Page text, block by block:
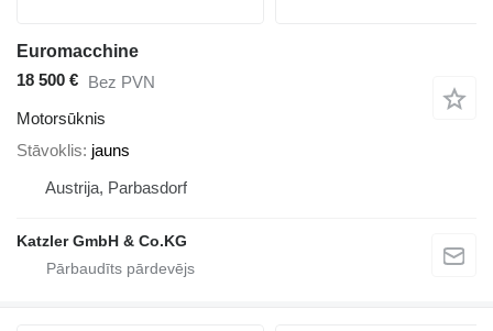
Euromacchine
18 500 € Bez PVN
Motorsūknis
Stāvoklis jauns
Austrija, Parbasdorf
Katzler GmbH & Co.KG